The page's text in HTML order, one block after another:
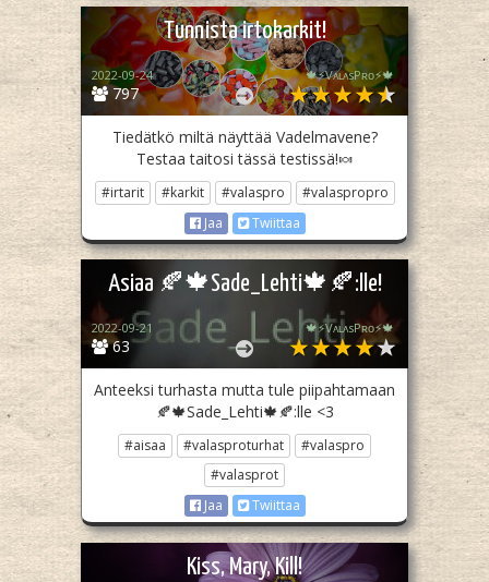
Tunnista irtokarkit!
797
2022-09-24 🍁⚡️VᴀʟᴀsPʀᴏ⚡️🍁
Tiedätkö miltä näyttää Vadelmavene?
Testaa taitosi tässä testissä!🍬
#irtarit #karkit #valaspro
#valaspropro
Jaa
Twiittaa
Asiaa 🍂🍁Sade_Lehti🍁🍂:lle!
63
2022-09-21 🍁⚡️VᴀʟᴀsPʀᴏ⚡️🍁
Anteeksi turhasta mutta tule piipahtamaan
🍂🍁Sade_Lehti🍁🍂:lle <3
#aisaa #valasproturhat
#valaspro
#valasprot
Jaa
Twiittaa
Kiss, Mary, Kill!